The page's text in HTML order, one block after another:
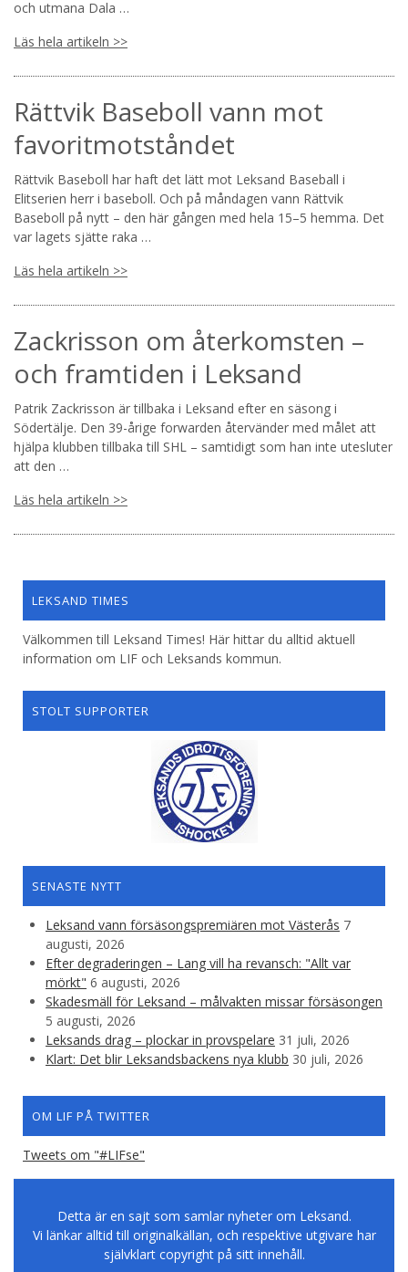
och utmana Dala …
Läs hela artikeln >>
Rättvik Baseboll vann mot
favoritmotståndet
Rättvik Baseboll har haft det lätt mot Leksand Baseball i
Elitserien herr i baseboll. Och på måndagen vann Rättvik
Baseboll på nytt – den här gången med hela 15–5 hemma. Det
var lagets sjätte raka …
Läs hela artikeln >>
Zackrisson om återkomsten –
och framtiden i Leksand
Patrik Zackrisson är tillbaka i Leksand efter en säsong i
Södertälje. Den 39-årige forwarden återvänder med målet att
hjälpa klubben tillbaka till SHL – samtidigt som han inte utesluter
att den …
Läs hela artikeln >>
LEKSAND TIMES
Välkommen till Leksand Times! Här hittar du alltid aktuell
information om LIF och Leksands kommun.
STOLT SUPPORTER
SENASTE NYTT
Leksand vann försäsongspremiären mot Västerås 7
augusti, 2026
Efter degraderingen – Lang vill ha revansch: "Allt var
mörkt" 6 augusti, 2026
Skadesmäll för Leksand – målvakten missar försäsongen
5 augusti, 2026
Leksands drag – plockar in provspelare 31 juli, 2026
Klart: Det blir Leksandsbackens nya klubb 30 juli, 2026
OM LIF PÅ TWITTER
Tweets om "#LIFse"
Detta är en sajt som samlar nyheter om Leksand.
Vi länkar alltid till originalkällan, och respektive utgivare har
självklart copyright på sitt innehåll.